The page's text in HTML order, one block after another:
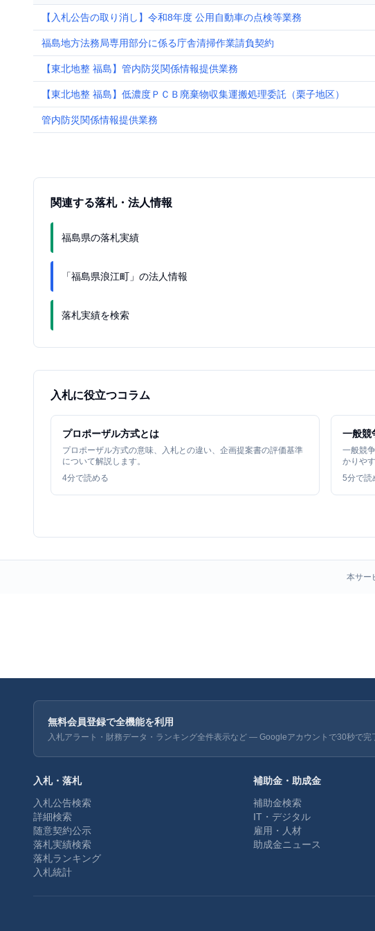
【入札公告の取り消し】令和8年度 公用自動車の点検等業務
福島地方法務局専用部分に係る庁舎清掃作業請負契約
【東北地整 福島】管内防災関係情報提供業務
【東北地整 福島】低濃度ＰＣＢ廃棄物収集運搬処理委託（栗子地区）
管内防災関係情報提供業務
関連する落札・法人情報
福島県の落札実績
「福島県浪江町」の法人情報
落札実績を検索
入札に役立つコラム
プロポーザル方式とは
プロポーザル方式の意味、入札との違い、企画提案書の評価基準
について解説します。
4分で読める
一般競
一般競
かりや
5分で読
本サー
無料会員登録で全機能を利用
入札アラート・財務データ・ランキング全件表示など — Googleアカウントで30秒で完
入札・落札
入札公告検索
詳細検索
随意契約公示
落札実績検索
落札ランキング
入札統計
補助金・助成金
補助金検索
IT・デジタル
雇用・人材
助成金ニュース